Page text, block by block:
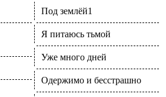
Под землёй1
Я питаюсь тьмой
Уже много дней
Одержимо и бесстрашно